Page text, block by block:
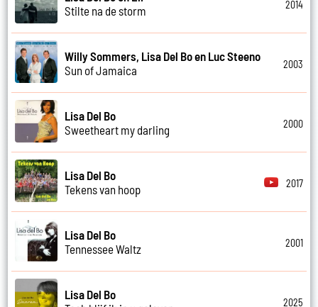
Stilte na de storm
2014
Willy Sommers, Lisa Del Bo en Luc Steeno
Sun of Jamaica
2003
Lisa Del Bo
Sweetheart my darling
2000
Lisa Del Bo
Tekens van hoop
2017
Lisa Del Bo
Tennessee Waltz
2001
Lisa Del Bo
2025